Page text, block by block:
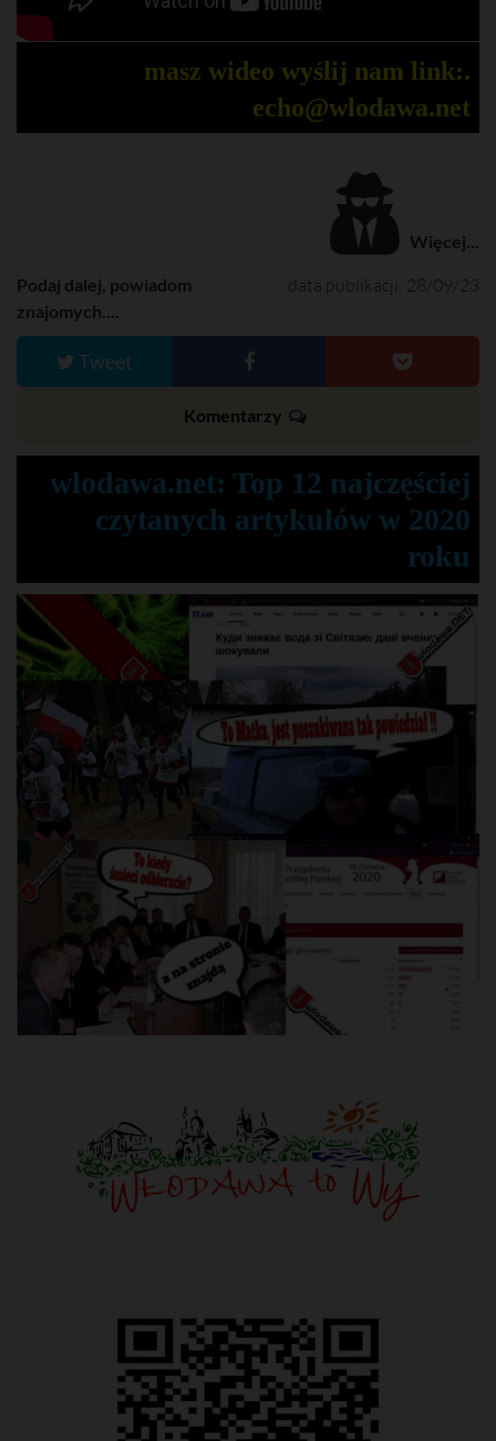
masz wideo wyślij nam link:.
echo@wlodawa.net
Więcej...
data publikacji: 28/09/23
Podaj dalej, powiadom
znajomych....
Tweet
Komentarzy
wlodawa.net: Top 12 najczęściej
czytanych artykułów w 2020
roku